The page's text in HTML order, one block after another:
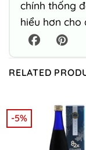
chính thống
hiểu hơn cho
RELATED
-5%